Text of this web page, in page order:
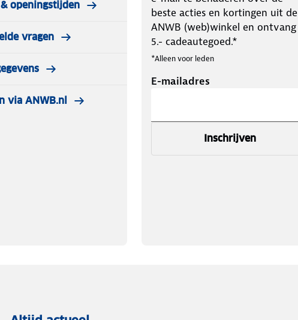
2D mesh die comfortabel
openingen. Daardoor blijft water na
op een warme zomerdag. Ook is de
meenemen op vakantie? Geen
aan de handige riem. Dat
duren. Op dit in zes standen
andere kleuren.
openingstijden
vragen
via ANWB.nl
beste acties en kortingen uit de
ANWB (web)winkel en ontvang
5.- cadeautegoed.*
*Alleen voor leden
E-mailadres
Inschrijven